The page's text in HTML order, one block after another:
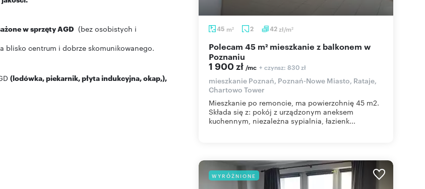
w sprzęty AGD (bez osobistych i
blisko centrum i dobrze skomunikowanego.
(lodówka, piekarnik, płyta indukcyjna, okap,),
45 m2 2 42zł/m2
Polecam 45 m² mieszkanie z balkonem w
Poznaniu
1 900 zł /mc + czynsz: 830 zł
mieszkanie Poznań, Poznań-Nowe Miasto, Rataje,
Chartowo Tower
Mieszkanie po remoncie, ma powierzchnię 45 m2.
Składa się z: pokój z urządzonym aneksem
kuchennym, niezależna sypialnia, łazienk...
WYRÓŻNIONE